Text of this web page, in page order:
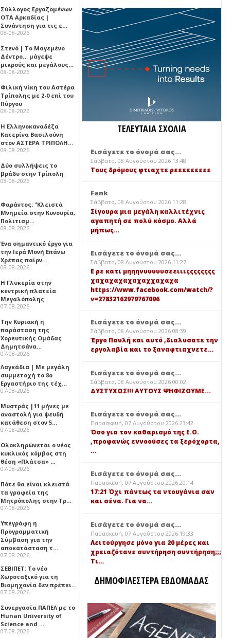
Σύλλογος Εργαζομένων
ΟΤΑ Αρκαδίας |
Συνάντηση για τις ε…
08-08-2026
Στενό | Το Μαγεμένο
Δέντρο… μάγεψε
μικρούς και μεγάλους…
08-08-2026
Φιλική νίκη του Αστέρα
Τρίπολης με 2-0 επί του
Πύργου
08-08-2026
Η Ελληνοκαναδέζα
Κατερίνα Βασιλούνη
στον ΑΣΤΕΡΑ ΤΡΙΠΟΛΗ…
08-08-2026
Δύο συλλήψεις το
βράδυ στην Τρίπολη
08-08-2026
Φαράντος: "Κλειστά
Μνημεία στην Κυνουρία,
Πολιτισμ…
08-08-2026
Ένα σημαντικό έργο για
την Ιερά Μονή Επάνω
Χρέπας παίρν…
08-08-2026
Η Γλυκερία στην
κεντρική πλατεία
Μεγαλόπολης
07-08-2026
Την Κυριακή η
παράσταση της
Χορευτικής Ομάδας
Δημητσάνα…
07-08-2026
Λαγκάδια | Με μεγάλη
συμμετοχή το 8ο
Εργαστήριο της τέχ…
07-08-2026
Μυστράς |11 μήνες με
αναστολή για ψευδή
κατάθεση στον 5…
07-08-2026
Ολοκληρώνεται ο νέος
κυκλικός κόμβος στη
θέση «Πλάτσα» …
07-08-2026
Πότε θα είναι κλειστά
τα γραφεία της
Μητρόπολης στην Τρ…
07-08-2026
Υπεγράφη η
Προγραμματική
Σύμβαση για την
αποκατάσταση τ…
07-08-2026
ΣΕΒΙΠΕΤ: Το νέο
Χωροταξικό για τη
Βιομηχανία δεν πρέπει…
07-08-2026
Συνεργασία ΠΑΠΕΛ με το
Hunan University of
Science and …
07-08-2026
ΤΕΛΕΥΤΑΙΑ ΣΧΟΛΙΑ
Εισάγετε το όνομά σας...
Σάββατο, 08 Αυγούστου 2026 13:48
Τους δρόμους φτιαχτε ρεεεεεεεεε
Fank
Σάββατο, 08 Αυγούστου 2026 11:28
Σίγουρα μια μεγάλη καλλιτέχνις
αγαπητή σε πολύ κόσμο. Αλλά
μήπως…
Εισάγετε το όνομά σας...
Σάββατο, 08 Αυγούστου 2026 11:27
Ε ρε κατι μηηηνυυυυυσεειιιςςςςςςςς
χαχαχαχαχαχαχχαχαχα
https://www.facebook.com/watch/?
v=27832162979767096
Εισάγετε το όνομά σας...
Σάββατο, 08 Αυγούστου 2026 08:39
Έργο Παυλή και αυτό ,διαλυσατε την
εργολαβία και το ξαναφτιαχνετε…
Εισάγετε το όνομά σας...
Σάββατο, 08 Αυγούστου 2026 00:02
ΔΥΣΤΥΧΩΣ!!! ΑΥΤΟΥΣ ΨΗΦΙΖΟΥΜΕ...
Εισάγετε το όνομά σας...
Παρασκευή, 07 Αυγούστου 2026 23:42
Όσο για τον καθαρισμό της Ε.Ο.
,προφανώς εννοούσες τα ξερόχορτα,
…
Εισάγετε το όνομά σας...
Παρασκευή, 07 Αυγούστου 2026 20:14
17:21 Όχι πάντως τα ντουγάνια σαν
και σένα. Για να…
Εισάγετε το όνομά σας...
Παρασκευή, 07 Αυγούστου 2026 19:33
Λειτούργησε μόνο για 20 μέρες και
χρειαζότανε συντήρηση συντήρηση;;;
Τι…
ΔΗΜΟΦΙΛΕΣΤΕΡΑ ΕΒΔΟΜΑΔΑΣ